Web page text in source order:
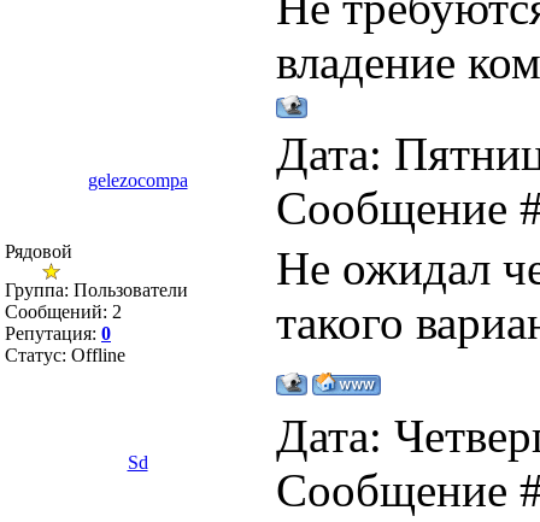
владение
gelezocompa
Дата:
Сообщение
Рядовой
Группа: Пользователи
Сообщений: 2
Репутация: 0
Статус: Offline
Не ожидал
такого
Sd
Дата:
Сообщение